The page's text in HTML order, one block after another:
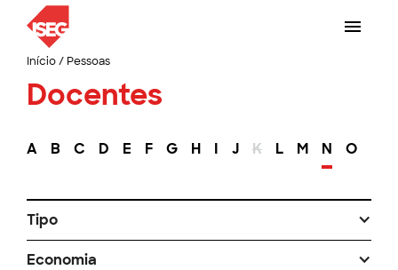
Início/ Pessoas
Docentes
A B C D E F G H I J K L M N O
Tipo
Economia